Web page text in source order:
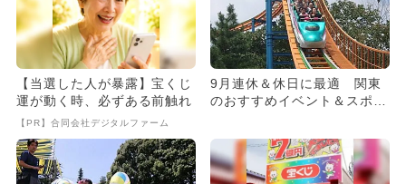
【当選した人が暴露】宝くじ
運が動く時、必ずある前触れ
【PR】合同会社デジタルファーム
9月連休＆休日に最適 関東
のおすすめイベント＆スポッ